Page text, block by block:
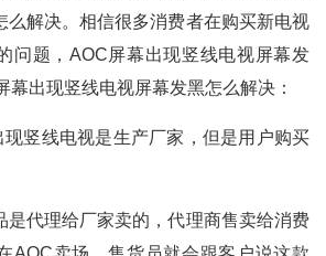
么解决。相信很多消费者在购买新电视
问题，AOC屏幕出现竖线电视屏幕发
幕出现竖线电视屏幕发黑怎么解决：
竖线电视是生产厂家，但是用户购买
是代理给厂家卖的，代理商售卖给消费